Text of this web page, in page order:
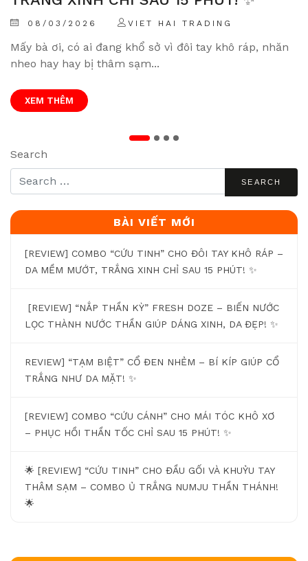
08/03/2026 VIET HAI TRADING
Mấy bà ơi, có ai đang khổ sở vì đôi tay khô ráp, nhăn
nheo hay hay bị thâm sạm...
XEM THÊM
Search
BÀI VIẾT MỚI
[REVIEW] COMBO “CỨU TINH” CHO ĐÔI TAY KHÔ RÁP –
DA MỀM MƯỚT, TRẮNG XINH CHỈ SAU 15 PHÚT! ✨
[REVIEW] “NẮP THẦN KỲ” FRESH DOZE – BIẾN NƯỚC
LỌC THÀNH NƯỚC THẦN GIÚP DÁNG XINH, DA ĐẸP! ✨
REVIEW] “TẠM BIỆT” CỔ ĐEN NHẺM – BÍ KÍP GIÚP CỔ
TRẮNG NHƯ DA MẶT! ✨
[REVIEW] COMBO “CỨU CÁNH” CHO MÁI TÓC KHÔ XƠ
– PHỤC HỒI THẦN TỐC CHỈ SAU 15 PHÚT! ✨
🌟 [REVIEW] “CỨU TINH” CHO ĐẦU GỐI VÀ KHUỶU TAY
THÂM SẠM – COMBO Ủ TRẮNG NUMJU THẦN THÁNH!
🌟